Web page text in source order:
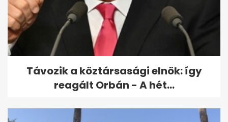
Varga Judit reagált: Orbán
bántalmazással
kapcsolatban emlegette...
Távozik a köztársasági elnök: így
reagált Orbán - A hét...